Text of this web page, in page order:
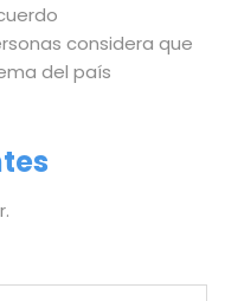
considera que
del país